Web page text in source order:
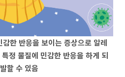
한 반응을 보이는 증상으로 알레
정 물질에 민감한 반응을 하게 되
할 수 있음